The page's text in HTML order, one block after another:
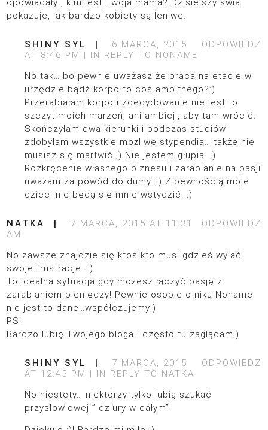
opowiadały , kim jest Twoja mama? Dzisiejszy świat
pokazuje, jak bardzo kobiety są leniwe.
ODPOWIEDZ
SHINY SYL
6 MARCA, 2015
AT 8:46 PM
IN REPLY TO NONAME
No tak… bo pewnie uważasz że praca na etacie w
urzędzie bądź korpo to coś ambitnego?:)
Przerabiałam korpo i zdecydowanie nie jest to
szczyt moich marzeń, ani ambicji, aby tam wrócić.
Skończyłam dwa kierunki i podczas studiów
zdobyłam wszystkie możliwe stypendia… także nie
musisz się martwić ;) Nie jestem głupia. ;)
Rozkręcenie własnego biznesu i zarabianie na pasji
uważam za powód do dumy. :) Z pewnością moje
dzieci nie będą się mnie wstydzić. :)
ODPOWIEDZ
NATKA
7 MARCA, 2015 AT 11:31
AM
No zawsze znajdzie się ktoś kto musi gdzieś wylać
swoje frustracje…:)
To idealna sytuacja gdy możesz łączyć pasję z
zarabianiem pieniędzy! Pewnie osobie o niku Noname
nie jest to dane…współczujemy:)
PS:
Bardzo lubię Twojego bloga i często tu zaglądam:)
ODPOWIEDZ
SHINY SYL
7 MARCA, 2015
AT 12:45 PM
IN REPLY TO NATKA
No niestety… niektórzy tylko lubią szukać
przysłowiowej ” dziury w całym”.